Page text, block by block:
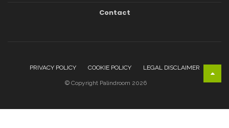
Contact
PRIVACY POLICY COOKIE POLICY LEGAL DISCLAIMER
© Copyright Palindroom 2026